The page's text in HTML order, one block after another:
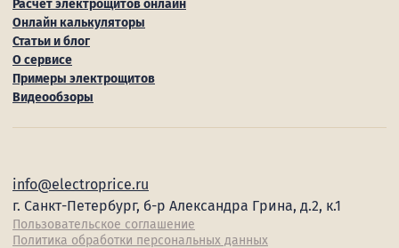
Расчет электрощитов онлайн
Онлайн калькуляторы
Статьи и блог
О сервисе
Примеры электрощитов
Видеообзоры
info@electroprice.ru
г. Санкт-Петербург, б-р Александра Грина, д.2, к.1
Пользовательское соглашение
Политика обработки персональных данных